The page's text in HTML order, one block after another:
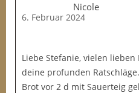
Nicole
6. Februar 2024
Liebe Stefanie, vielen
deine profunden
Brot vor 2 d mit Sauerteig